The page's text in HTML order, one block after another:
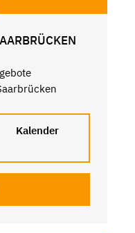
Kalender